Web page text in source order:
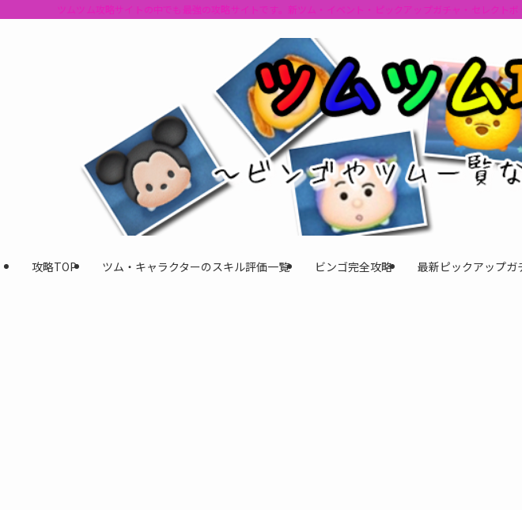
ツムツム攻略サイトの中でも最強の攻略サイトです。新ツム・イベント・ピックアップガチャ・セレク
攻略TOP ツム・キャラクターのスキル評価一覧 ビンゴ完全攻略 最新ピックアップガ